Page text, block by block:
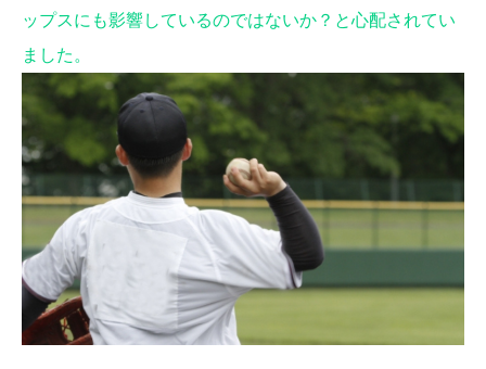
ップスにも影響しているのではないか？と心配されてい
ました。